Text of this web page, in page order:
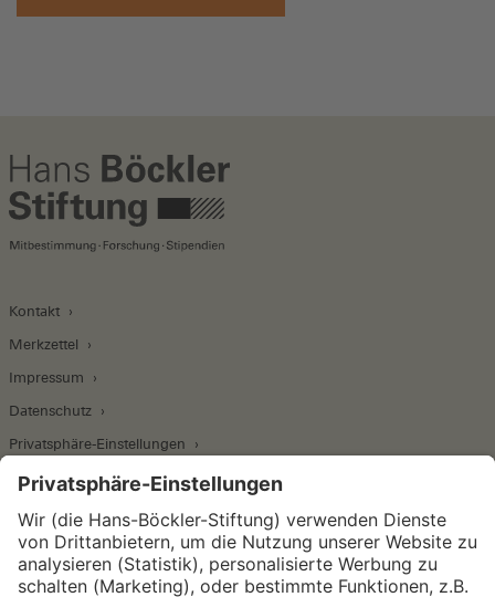
Kontakt
Merkzettel
Impressum
Datenschutz
Privatsphäre-Einstellungen
Wirtschafts- und Sozialwissenschaftliches Institut